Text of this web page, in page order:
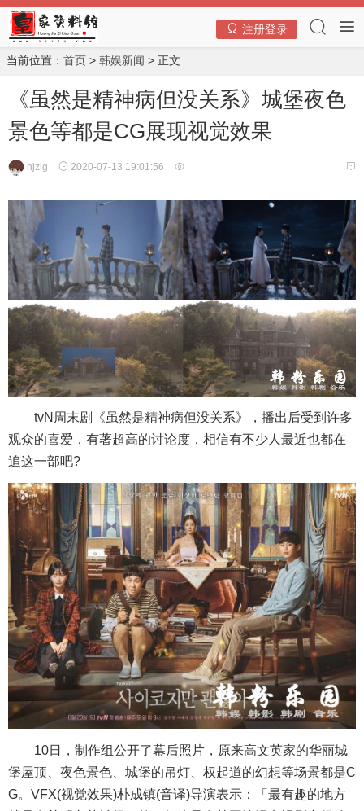
注册登录
当前位置： 首页 > 韩娱新闻 > 正文
《虽然是精神病但没关系》城堡夜色
景色等都是CG展现视觉效果
hjzlg 2020-07-13 19:01:56
tvN周末剧《虽然是精神病但没关系》，播出后受到许多
观众的喜爱，有著超高的讨论度，相信有不少人最近也都在
追这一部吧?
10日，制作组公开了幕后照片，原来高文英家的华丽城
堡屋顶、夜色景色、城堡的吊灯、权起道的幻想等场景都是C
G。VFX(视觉效果)朴成镇(音译)导演表示：「最有趣的地方